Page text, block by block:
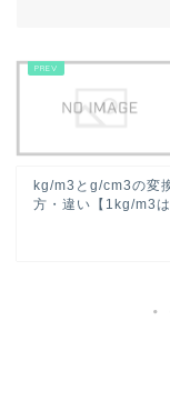
kg/m3とg/cm3の変
方・違い【1kg/m3